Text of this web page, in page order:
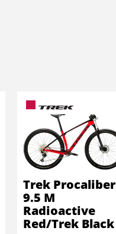
Trek Procaliber
9.5 M
Radioactive
Red/Trek Black